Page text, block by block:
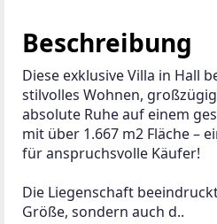
Beschreibung
Diese exklusive Villa in Hall
stilvolles Wohnen,
absolute Ruhe auf einem
mit über 1.667 m2 Fläche –
für anspruchsvolle Käufer!
Die Liegenschaft
Größe, sondern auch d..